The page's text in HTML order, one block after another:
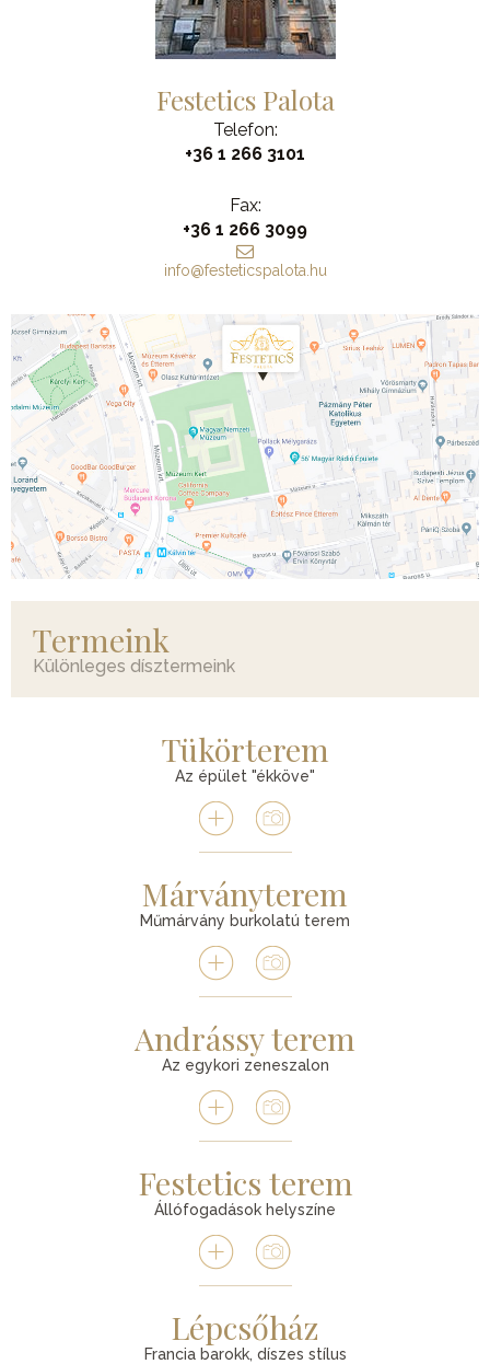
Festetics Palota
Telefon:
+36 1 266 3101
Fax:
+36 1 266 3099
info@festeticspalota.hu
Termeink
Különleges dísztermeink
Tükörterem
Az épület "ékköve"
Márványterem
Műmárvány burkolatú terem
Andrássy terem
Az egykori zeneszalon
Festetics terem
Állófogadások helyszíne
Lépcsőház
Francia barokk, díszes stílus